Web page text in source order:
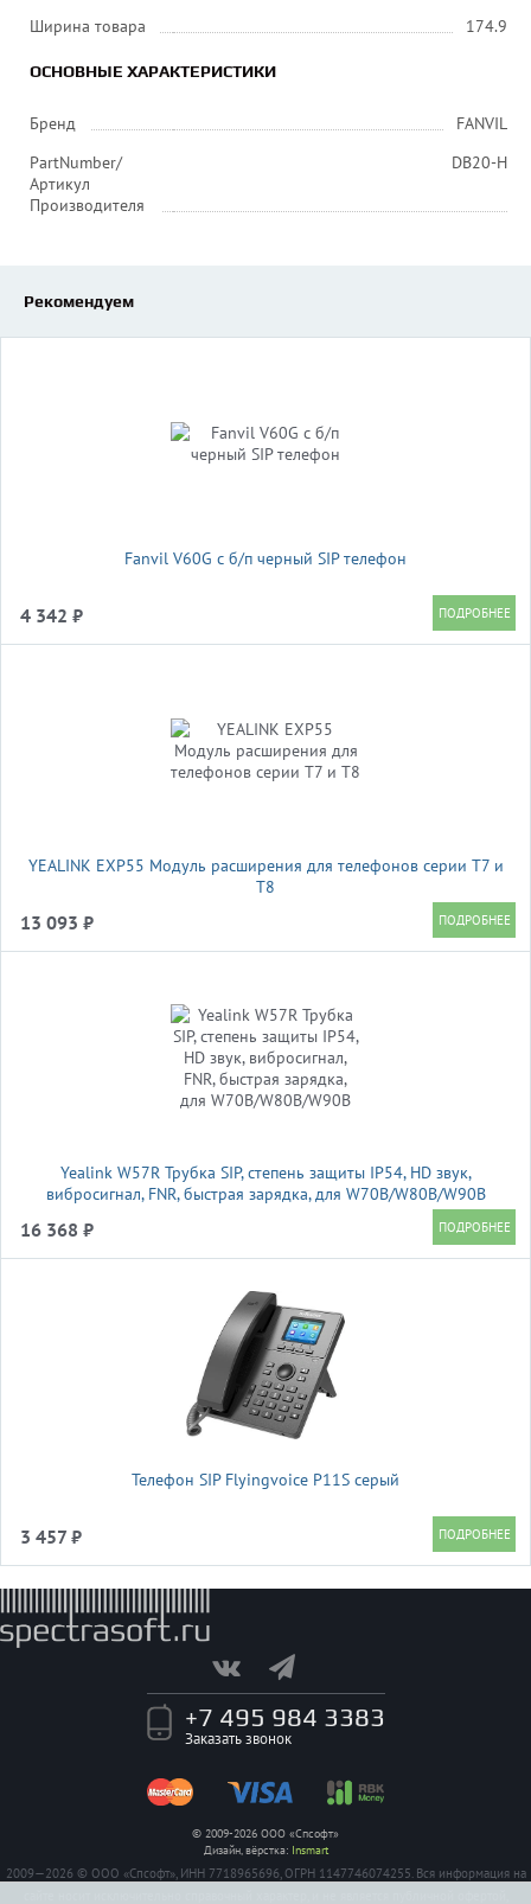
Ширина товара 174.9
ОСНОВНЫЕ ХАРАКТЕРИСТИКИ
Бренд
FANVIL
PartNumber/
Артикул
Производителя
DB20-H
Рекомендуем
Fanvil V60G c б/п черный SIP телефон
4 342 ₽
YEALINK EXP55 Модуль расширения для телефонов серии Т7 и
T8
13 093 ₽
Yealink W57R Трубка SIP, степень защиты IP54, HD звук,
вибросигнал, FNR, быстрая зарядка, для W70B/W80B/W90B
16 368 ₽
Телефон SIP Flyingvoice P11S серый
3 457 ₽
+7 495 984 3383
Заказать звонок
© 2009-2026 ООО «Спсофт»
Дизайн, вёрстка: Insmart
2009—2026 © ООО «Спсофт», ИНН 7718965696, ОГРН 1147746074255. Вся информация на